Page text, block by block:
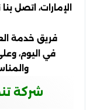
الإمارات، اتصل
في اليوم،
شركة